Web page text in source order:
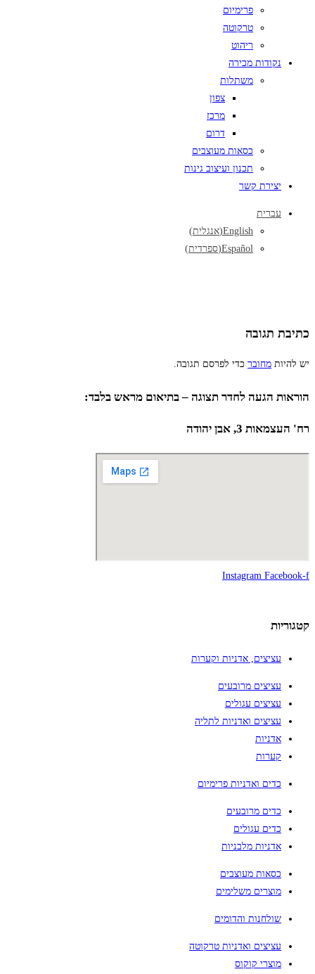
פרימיום
טרקוטה
ריהוט
נקודות מכירה
משתלות
צפון
מרכז
דרום
כסאות מעוצבים
תכנון ועיצוב גינות
יצירת קשר
עברית
English
(אנגלית)
Español
(ספרדית)
כתיבת תגובה
יש להיות מחובר כדי לפרסם תגובה.
הוראות הגעה לחדר תצוגה – בתיאום מראש בלבד:
רח' העצמאות 3, אבן יהודה
Instagram Facebook-f
קטגוריות
עציצים, אדניות וקערות
עציצים מרובעים
עציצים עגולים
עציצים ואדניות לתליה
אדניות
קערות
כדים ואדניות פרימיום
כדים מרובעים
כדים עגולים
אדניות מלבניות
כסאות מעוצבים
מוצרים משלימים
שולחנות והדומים
עציצים ואדניות טרקוטה
מוצרי קוקוס